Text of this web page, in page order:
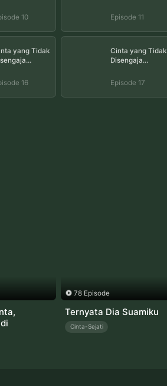
10
Episode 11
yang Tidak
16
Cinta yang Tidak
Disengaja
Episode 17
78 Episode
Ternyata Dia Suamiku
Cinta-Sejati